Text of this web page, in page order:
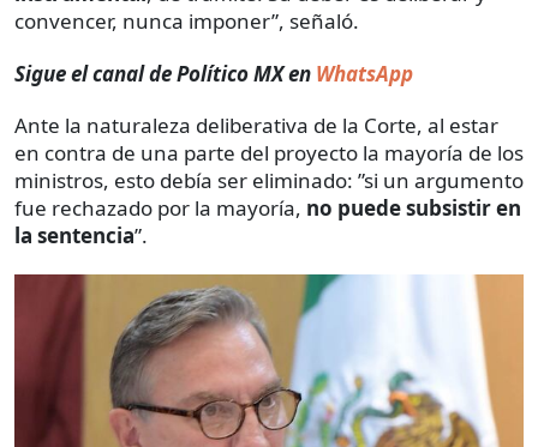
convencer, nunca imponer”, señaló.
Sigue el canal de Político MX en WhatsApp
Ante la naturaleza deliberativa de la Corte, al estar
en contra de una parte del proyecto la mayoría de los
ministros, esto debía ser eliminado: ”si un argumento
fue rechazado por la mayoría, no puede subsistir en
la sentencia”.